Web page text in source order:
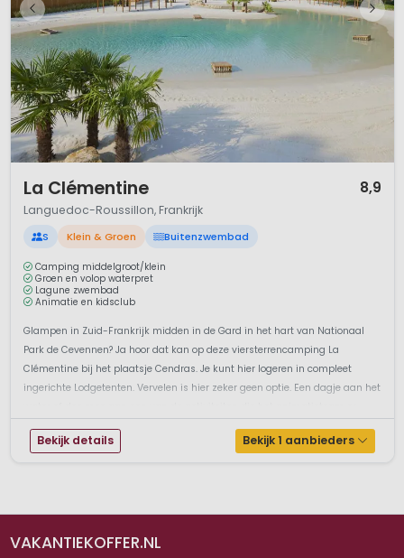
La Clémentine 8,9
Languedoc-Roussillon, Frankrijk
S Klein & Groen Buitenzwembad
Camping middelgroot/klein
Groen en volop waterpret
Lagune zwembad
Animatie en kidsclub
Glampen in Zuid-Frankrijk midden in de Gard in het hart van Nationaal
Park de Cevennen? Ja hoor dat kan op deze viersterrencamping La
Clémentine bij het plaatsje Cendras. Je kunt hier logeren in compleet
ingerichte Lodgetenten. Vervelen is hier zeker geen optie. Een dagje aan het
Bekijk details Bekijk 1 aanbieders
VAKANTIEKOFFER.NL